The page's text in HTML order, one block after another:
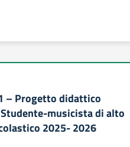
– Progetto didattico
musicista di alto
2025- 2026